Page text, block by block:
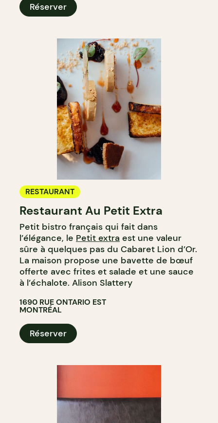
Réserver
RESTAURANT
Restaurant Au Petit Extra
Petit bistro français qui fait dans
l’élégance, le Petit extra est une valeur
sûre à quelques pas du Cabaret Lion d’Or.
La maison propose une bavette de bœuf
offerte avec frites et salade et une sauce
à l’échalote. Alison Slattery
1690 RUE ONTARIO EST
MONTRÉAL
Réserver